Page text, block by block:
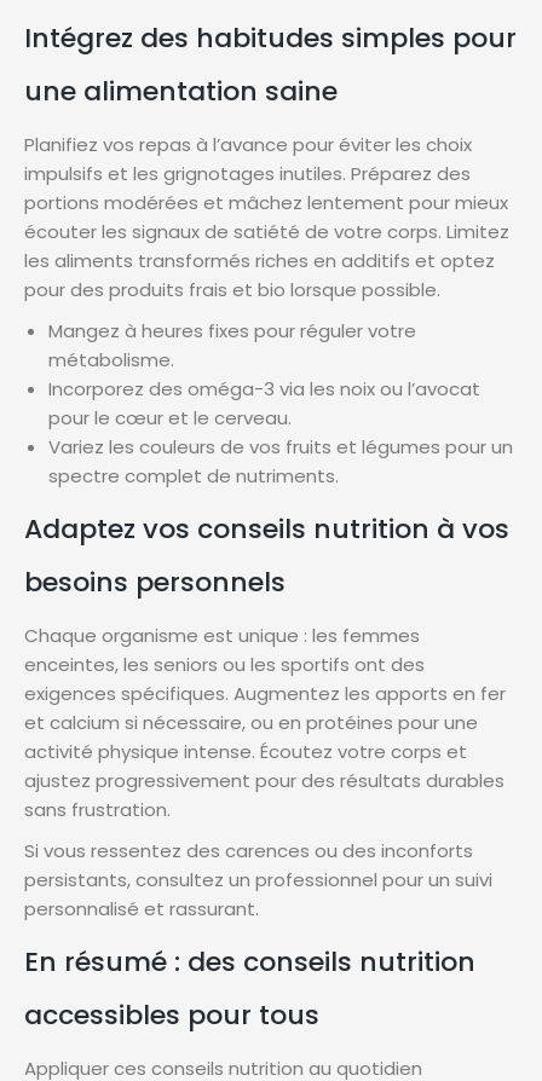
Intégrez des habitudes simples pour
une alimentation saine
Planifiez vos repas à l’avance pour éviter les choix
impulsifs et les grignotages inutiles. Préparez des
portions modérées et mâchez lentement pour mieux
écouter les signaux de satiété de votre corps. Limitez
les aliments transformés riches en additifs et optez
pour des produits frais et bio lorsque possible.
Mangez à heures fixes pour réguler votre
métabolisme.
Incorporez des oméga-3 via les noix ou l’avocat
pour le cœur et le cerveau.
Variez les couleurs de vos fruits et légumes pour un
spectre complet de nutriments.
Adaptez vos conseils nutrition à vos
besoins personnels
Chaque organisme est unique : les femmes
enceintes, les seniors ou les sportifs ont des
exigences spécifiques. Augmentez les apports en fer
et calcium si nécessaire, ou en protéines pour une
activité physique intense. Écoutez votre corps et
ajustez progressivement pour des résultats durables
sans frustration.
Si vous ressentez des carences ou des inconforts
persistants, consultez un professionnel pour un suivi
personnalisé et rassurant.
En résumé : des conseils nutrition
accessibles pour tous
Appliquer ces conseils nutrition au quotidien